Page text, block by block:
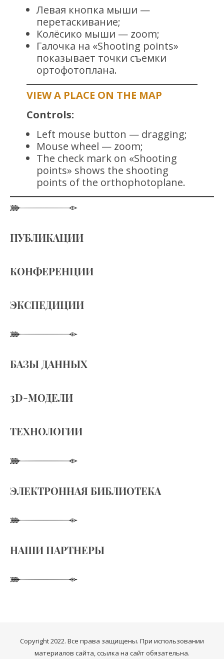
Левая кнопка мыши —
перетаскивание;
Колёсико мыши — zoom;
Галочка на «Shooting points»
показывает точки съемки
ортофотоплана.
VIEW A PLACE ON THE MAP
Controls:
Left mouse button — dragging;
Mouse wheel — zoom;
The check mark on «Shooting
points» shows the shooting
points of the orthophotoplane.
ПУБЛИКАЦИИ
КОНФЕРЕНЦИИ
ЭКСПЕДИЦИИ
БАЗЫ ДАННЫХ
3D-МОДЕЛИ
ТЕХНОЛОГИИ
ЭЛЕКТРОННАЯ БИБЛИОТЕКА
НАШИ ПАРТНЕРЫ
Copyright 2022. Все права защищены. При использовании
материалов сайта, ссылка на сайт обязательна.